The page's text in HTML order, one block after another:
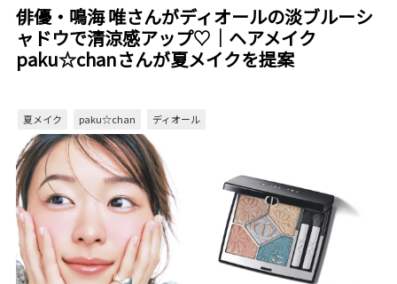
俳優・鳴海 唯さんがディオールの淡ブルーシ
ャドウで清涼感アップ♡｜ヘアメイク
paku☆chanさんが夏メイクを提案
夏メイク paku☆chan ディオール